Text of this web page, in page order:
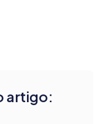
artigo: